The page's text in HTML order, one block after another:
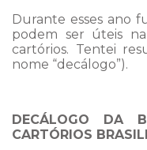
Durante esses ano
podem ser úteis
cartórios. Tentei
nome “decálogo”).
DECÁLOGO DA
CARTÓRIOS